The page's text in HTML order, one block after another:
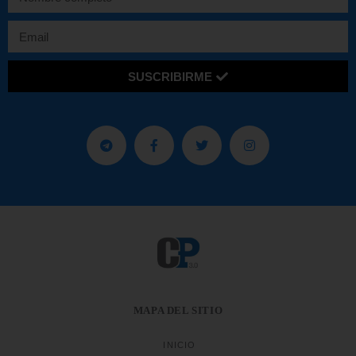
SUSCRIBIRME
MAPA DEL SITIO
INICIO